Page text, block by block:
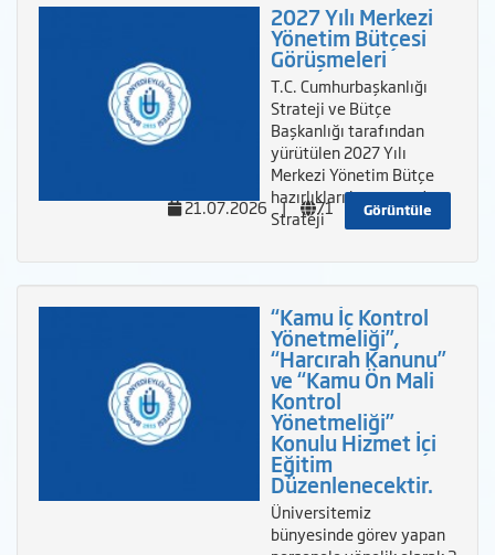
2027 Yılı Merkezi
Yönetim Bütçesi
Görüşmeleri
T.C. Cumhurbaşkanlığı
Strateji ve Bütçe
Başkanlığı tarafından
yürütülen 2027 Yılı
Merkezi Yönetim Bütçe
hazırlıkları kapsamında
Strateji
Görüntüle
21.07.2026 | 71
“Kamu İç Kontrol
Yönetmeliği”,
“Harcırah Kanunu”
ve “Kamu Ön Mali
Kontrol
Yönetmeliği”
Konulu Hizmet İçi
Eğitim
Düzenlenecektir.
Üniversitemiz
bünyesinde görev yapan